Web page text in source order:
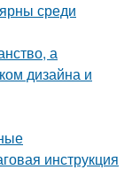
среди
а
дизайна и
инструкция